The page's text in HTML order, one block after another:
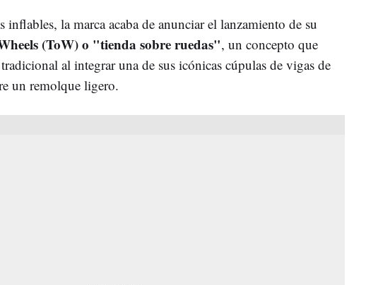
inflables, la marca acaba de anunciar el lanzamiento de su
(ToW) o "tienda sobre ruedas", un concepto que
al integrar una de sus icónicas cúpulas de vigas de
un remolque ligero.